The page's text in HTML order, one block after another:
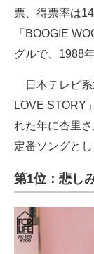
票、得票率は
「BOOGIE
グルで、1988
日本テレビ系
LOVE STORY
れた年に杏里
定番ソングとし
第1位：悲し